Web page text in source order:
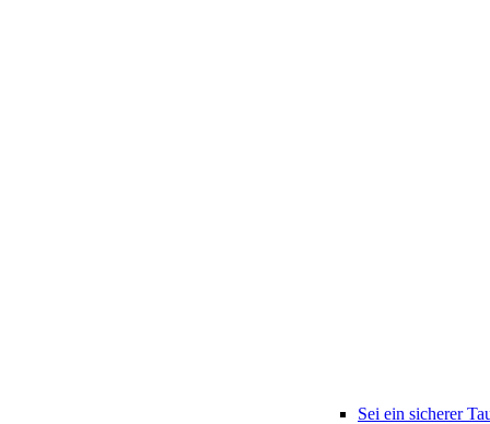
Sei ein sicherer